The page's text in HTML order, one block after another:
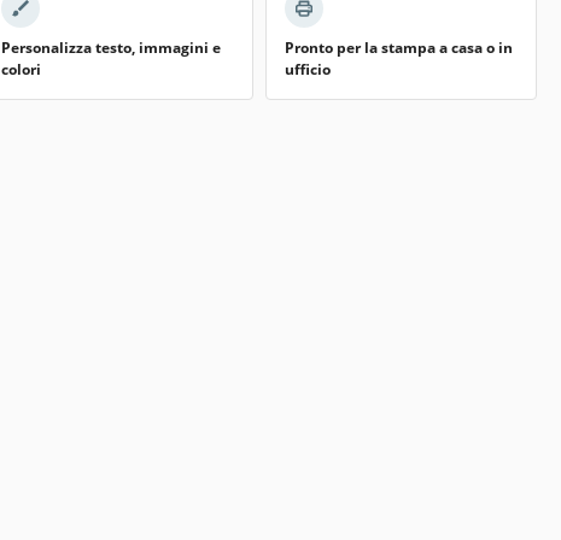
Personalizza testo, immagini e
colori
Pronto per la stampa a casa o in
ufficio